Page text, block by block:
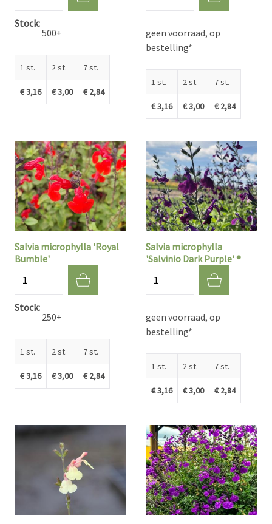
Stock
500+
1 st.
€ 3,16
2 st.
€ 3,00
7 st.
€ 2,84
geen voorraad, op
bestelling*
1 st.
€ 3,16
2 st.
€ 3,00
7 st.
€ 2,84
Salvia microphylla 'Royal
Bumble'
Stock
250+
1 st.
€ 3,16
2 st.
€ 3,00
7 st.
€ 2,84
Salvia microphylla
'Salvinio Dark Purple' ®
geen voorraad, op
bestelling*
1 st.
€ 3,16
2 st.
€ 3,00
7 st.
€ 2,84